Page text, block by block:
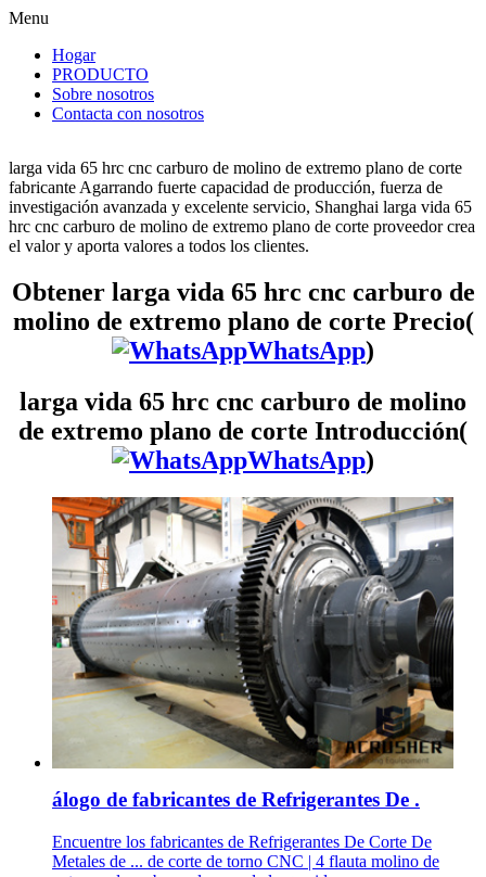
Menu
Hogar
PRODUCTO
Sobre nosotros
Contacta con nosotros
larga vida 65 hrc cnc carburo de molino de extremo plano de corte
fabricante Agarrando fuerte capacidad de producción, fuerza de
investigación avanzada y excelente servicio, Shanghai larga vida 65
hrc cnc carburo de molino de extremo plano de corte proveedor crea
el valor y aporta valores a todos los clientes.
Obtener larga vida 65 hrc cnc carburo de
molino de extremo plano de corte Precio(
WhatsApp)
larga vida 65 hrc cnc carburo de molino
de extremo plano de corte Introducción(
WhatsApp)
álogo de fabricantes de Refrigerantes De .
Encuentre los fabricantes de Refrigerantes De Corte De
Metales de ... de corte de torno CNC | 4 flauta molino de